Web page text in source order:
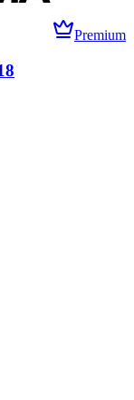
Premium